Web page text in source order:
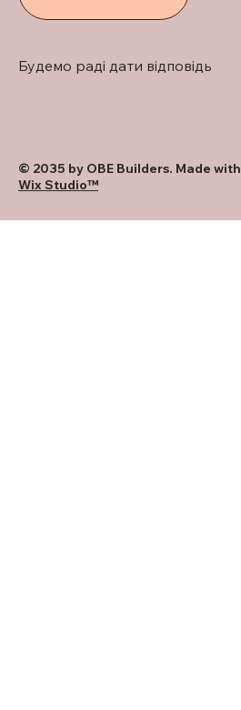
Будемо раді дати відповідь
© 2035 by OBE Builders. Made with
Wix Studio™